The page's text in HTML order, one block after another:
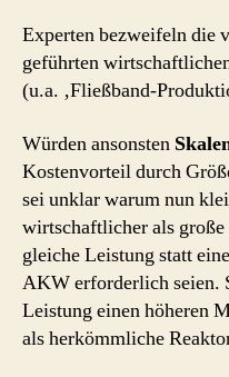
Experten bezweifeln die
geführten
(u.a. ‚Fließband-
Würden ansonsten
Kostenvorteil durch
sei unklar warum nun
wirtschaftlicher als
gleiche Leistung statt
AKW erforderlich seien.
Leistung einen höheren
als herkömmliche